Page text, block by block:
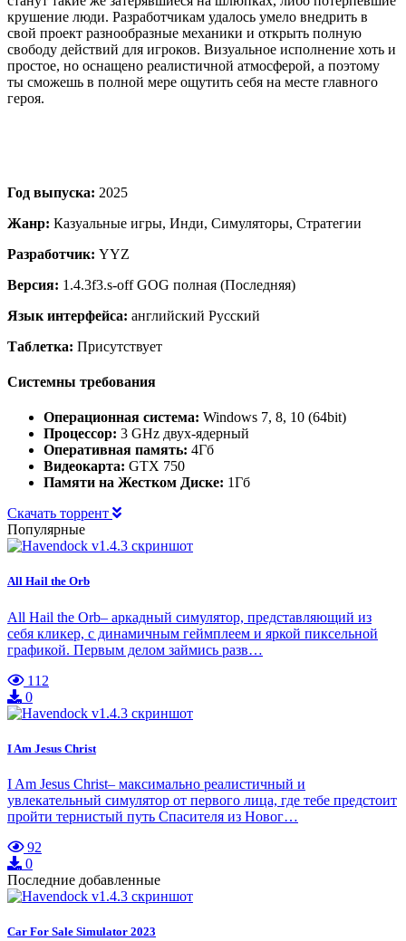
крушение люди. Разработчикам удалось умело внедрить в
свой проект разнообразные механики и открыть полную
свободу действий для игроков. Визуальное исполнение хоть и
простое, но оснащено реалистичной атмосферой, а поэтому
ты сможешь в полной мере ощутить себя на месте главного
героя.
Год выпуска: 2025
Жанр: Казуальные игры, Инди, Симуляторы, Стратегии
Разработчик: YYZ
Версия: 1.4.3f3.s-off GOG полная (Последняя)
Язык интерфейса: английский Русский
Таблетка: Присутствует
Системны требования
Операционная система: Windows 7, 8, 10 (64bit)
Процессор: 3 GHz двух-ядерный
Оперативная память: 4Гб
Видеокарта: GTX 750
Памяти на Жестком Диске: 1Гб
Скачать торрент
Популярные
All Hail the Orb
All Hail the Orb– аркадный симулятор, представляющий из
себя кликер, с динамичным геймплеем и яркой пиксельной
графикой. Первым делом займись разв…
112
0
I Am Jesus Christ
I Am Jesus Christ– максимально реалистичный и
увлекательный симулятор от первого лица, где тебе предстоит
пройти тернистый путь Спасителя из Новог…
92
0
Последние добавленные
Car For Sale Simulator 2023